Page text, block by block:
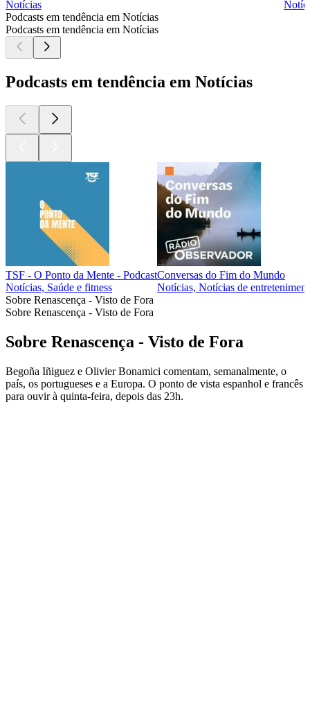
Notícias
Podcasts em tendência em Notícias
Podcasts em tendência em Notícias
Podcasts em tendência em Notícias
TSF - O Ponto da Mente - Podcast
Notícias, Saúde e fitness
Conversas do Fim do Mundo
Notícias, Notícias de
Sobre Renascença - Visto de Fora
Sobre Renascença - Visto de Fora
Sobre Renascença - Visto de Fora
Begoña Iñiguez e Olivier Bonamici comentam, semanalmente, o
país, os portugueses e a Europa. O ponto de vista espanhol e francês
para ouvir à quinta-feira, depois das 23h.